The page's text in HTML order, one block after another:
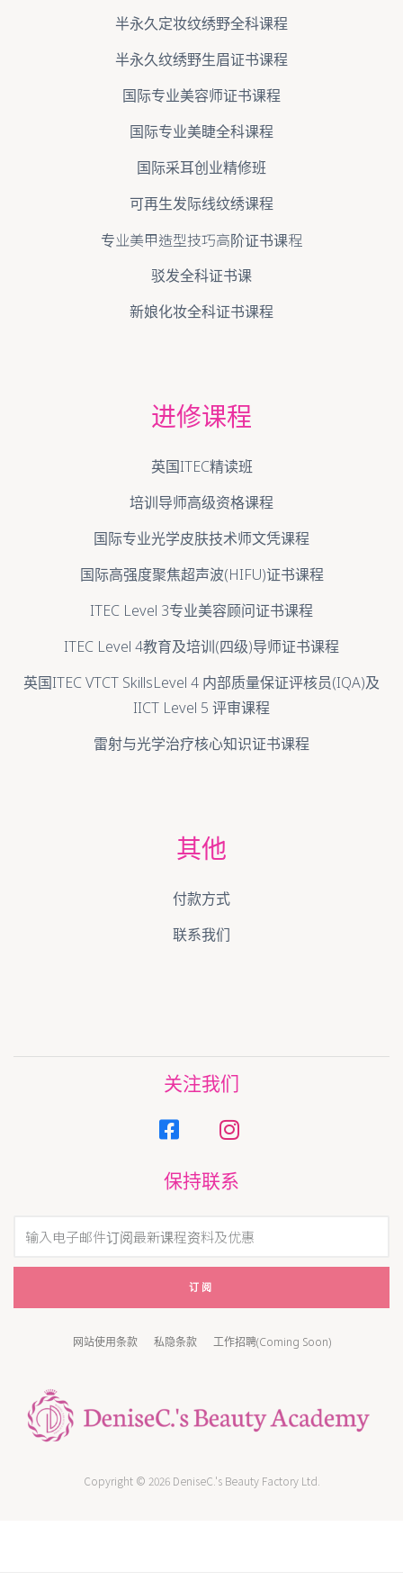
半永久定妆纹绣野全科课程
半永久纹绣野生眉证书课程
国际专业美容师证书课程
国际专业美睫全科课程
国际采耳创业精修班
可再生发际线纹绣课程
专业美甲造型技巧高阶证书课程
驳发全科证书课
新娘化妆全科证书课程
进修课程
英国ITEC精读班
培训导师高级资格课程
国际专业光学皮肤技术师文凭课程
国际高强度聚焦超声波(HIFU)证书课程
ITEC Level 3专业美容顾问证书课程
ITEC Level 4教育及培训(四级)导师证书课程
英国ITEC VTCT SkillsLevel 4 内部质量保证评核员(IQA)及
IICT Level 5 评审课程
雷射与光学治疗核心知识证书课程
其他
付款方式
联系我们
关注我们
保持联系
订阅
Copyright © 2026 DeniseC.'s Beauty Factory Ltd.
网站使用条款 私隐条款 工作招聘(Coming Soon)